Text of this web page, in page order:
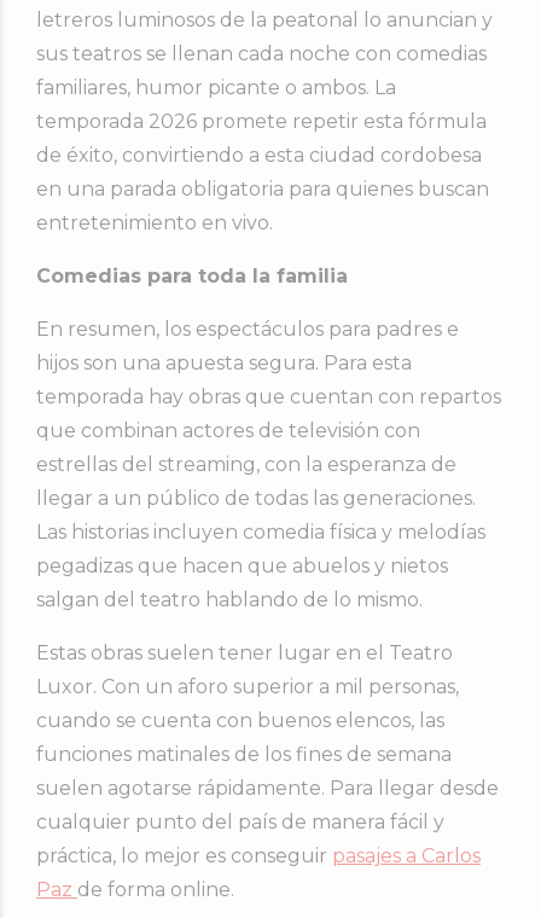
letreros luminosos de la peatonal lo anuncian y
sus teatros se llenan cada noche con comedias
familiares, humor picante o ambos. La
temporada 2026 promete repetir esta fórmula
de éxito, convirtiendo a esta ciudad cordobesa
en una parada obligatoria para quienes buscan
entretenimiento en vivo.
Comedias para toda la familia
En resumen, los espectáculos para padres e
hijos son una apuesta segura. Para esta
temporada hay obras que cuentan con repartos
que combinan actores de televisión con
estrellas del streaming, con la esperanza de
llegar a un público de todas las generaciones.
Las historias incluyen comedia física y melodías
pegadizas que hacen que abuelos y nietos
salgan del teatro hablando de lo mismo.
Estas obras suelen tener lugar en el Teatro
Luxor. Con un aforo superior a mil personas,
cuando se cuenta con buenos elencos, las
funciones matinales de los fines de semana
suelen agotarse rápidamente. Para llegar desde
cualquier punto del país de manera fácil y
práctica, lo mejor es conseguir pasajes a Carlos
Paz de forma online.